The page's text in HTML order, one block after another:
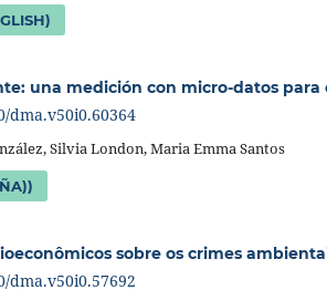
una medición con micro-datos
dma.v50i0.60364
Silvia London, Maria Emma Santos
sobre os crimes
dma.v50i0.57692